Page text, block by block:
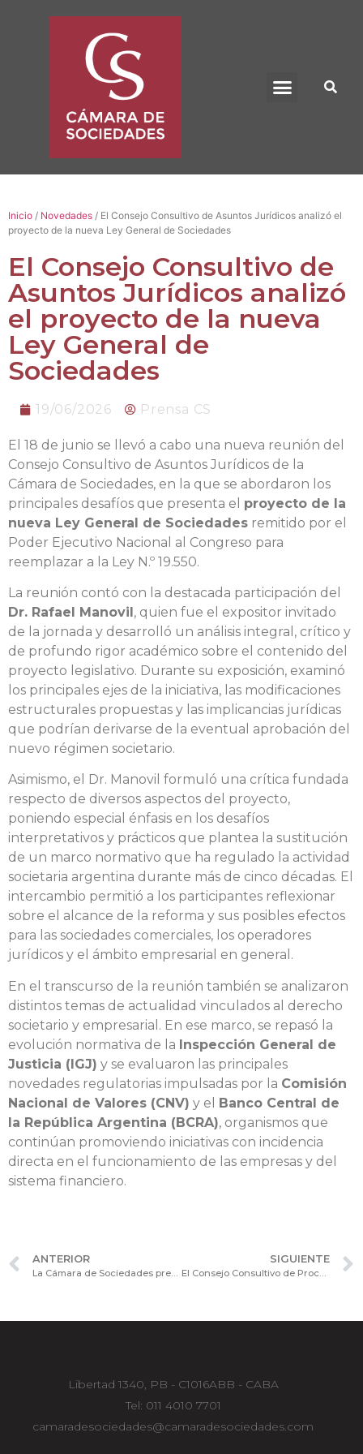
Inicio / Novedades / El Consejo Consultivo de Asuntos Jurídicos analizó el
proyecto de la nueva Ley General de Sociedades
El Consejo Consultivo de
Asuntos Jurídicos analizó
el proyecto de la nueva
Ley General de
Sociedades
19/06/2026 Prensa CS
El 18 de junio se llevó a cabo una nueva reunión del
Consejo Consultivo de Asuntos Jurídicos de la
Cámara de Sociedades, en la que se abordaron los
principales desafíos que presenta el proyecto de la
nueva Ley General de Sociedades remitido por el
Poder Ejecutivo Nacional al Congreso para
reemplazar a la Ley N.º 19.550.
La reunión contó con la destacada participación del
Dr. Rafael Manovil, quien fue el expositor invitado
de la jornada y desarrolló un análisis integral, crítico y
de profundo rigor académico sobre el contenido del
proyecto legislativo. Durante su exposición, examinó
los principales ejes de la iniciativa, las modificaciones
estructurales propuestas y las implicancias jurídicas
que podrían derivarse de la eventual aprobación del
nuevo régimen societario.
Asimismo, el Dr. Manovil formuló una crítica fundada
respecto de diversos aspectos del proyecto,
poniendo especial énfasis en los desafíos
interpretativos y prácticos que plantea la sustitución
de un marco normativo que ha regulado la actividad
societaria argentina durante más de cinco décadas. El
intercambio permitió a los participantes reflexionar
sobre el alcance de la reforma y sus posibles efectos
para las sociedades comerciales, los operadores
jurídicos y el ámbito empresarial en general.
En el transcurso de la reunión también se analizaron
distintos temas de actualidad vinculados al derecho
societario y empresarial. En ese marco, se repasó la
evolución normativa de la Inspección General de
Justicia (IGJ) y se evaluaron las principales
novedades regulatorias impulsadas por la Comisión
Nacional de Valores (CNV) y el Banco Central de
la República Argentina (BCRA), organismos que
continúan promoviendo iniciativas con incidencia
directa en el funcionamiento de las empresas y del
sistema financiero.
ANTERIOR
La Cámara de Sociedades presentó comentarios y propuestas ante la IGJ sobre la normativa vigente
SIGUIENTE
El Consejo Consultivo de Procesos y Tecnologías profundizó el análisis sobre la transformación digital en las organizaciones
Libertad 1340, PB - C1016ABB - CABA
Tel: 011 4010 7701
camaradesociedades@camaradesociedades.com